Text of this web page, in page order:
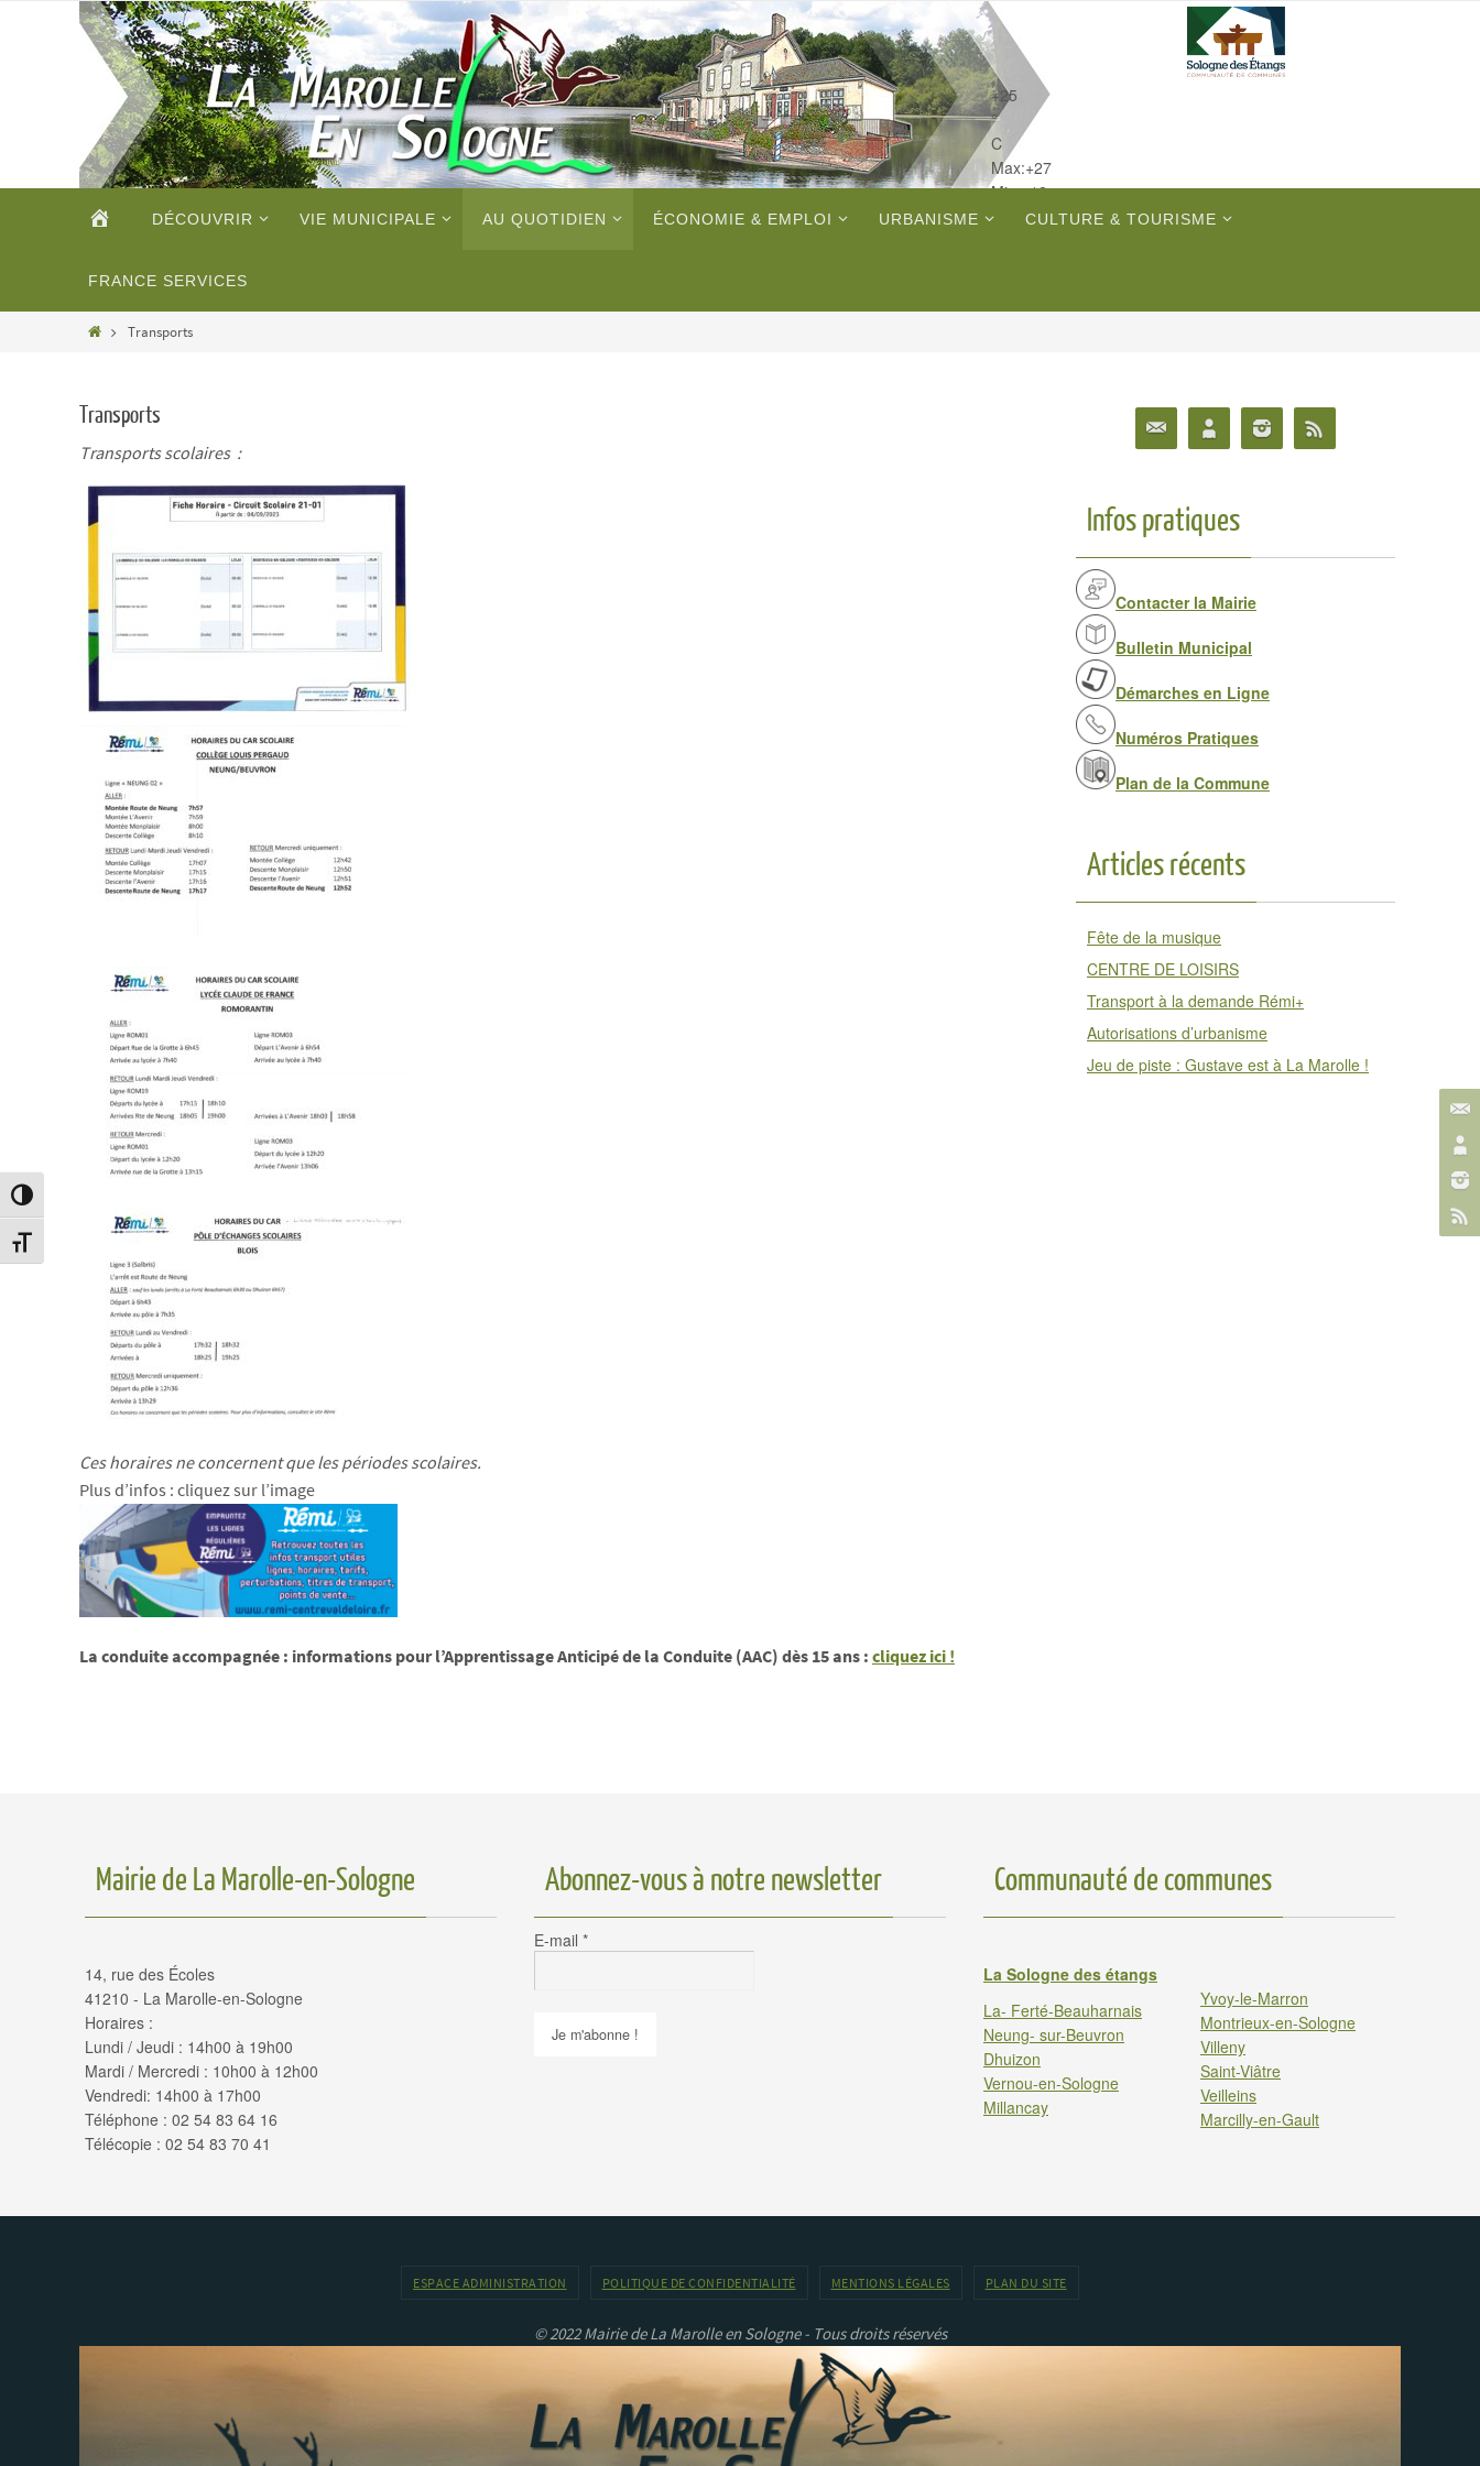
Passer en contraste élevé
Changer la taille de la police
+25
°
C
Max:+27
Min:+12
Sam.
ACCUEILDÉCOUVRIR VIE MUNICIPALE AU QUOTIDIEN ÉCONOMIE & EMPLOI URBANISME CULTURE & TOURISME
FRANCE SERVICES
HomeTransports
Transports
Transports scolaires :
Ces horaires ne concernent que les périodes scolaires.
Plus d’infos : cliquez sur l’image
La conduite accompagnée : informations pour l’Apprentissage Anticipé de la Conduite (AAC) dès 15 ans : cliquez ici !
Infos pratiques
Contacter la Mairie
Bulletin Municipal
Démarches en Ligne
Numéros Pratiques
Plan de la Commune
Articles récents
Fête de la musique
CENTRE DE LOISIRS
Transport à la demande Rémi+
Autorisations d’urbanisme
Jeu de piste : Gustave est à La Marolle !
Mairie de La Marolle-en-Sologne
14, rue des Écoles
41210 - La Marolle-en-Sologne
Horaires :
Lundi / Jeudi : 14h00 à 19h00
Mardi / Mercredi : 10h00 à 12h00
Vendredi: 14h00 à 17h00
Téléphone : 02 54 83 64 16
Télécopie : 02 54 83 70 41
Abonnez-vous à notre newsletter
E-mail *
Communauté de communes
La Sologne des étangs
La- Ferté-Beauharnais
Neung- sur-Beuvron
Dhuizon
Vernou-en-Sologne
Millancay
Yvoy-le-Marron
Montrieux-en-Sologne
Villeny
Saint-Viâtre
Veilleins
Marcilly-en-Gault
ESPACE ADMINISTRATION POLITIQUE DE CONFIDENTIALITÉ MENTIONS LÉGALES PLAN DU SITE
© 2022 Mairie de La Marolle en Sologne - Tous droits réservés